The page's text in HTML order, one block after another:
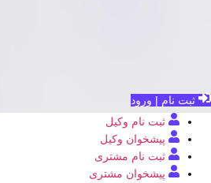
ثبت نام | ورود
ثبت نام وکیل
پیشخوان وکیل
ثبت نام مشتری
پیشخوان مشتری